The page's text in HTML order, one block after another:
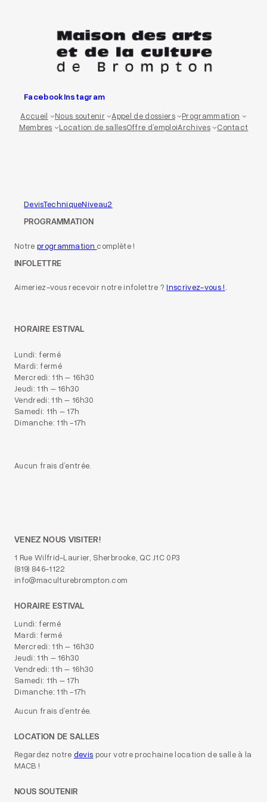
FacebookInstagram
Accueil
Nous soutenir Appel de dossiers
Programmation
Membres
Location de sallesOffre d’emploiArchives Contact
DevisTechniqueNiveau2
PROGRAMMATION
Notre programmation complète !
INFOLETTRE
Aimeriez-vous recevoir notre infolettre ?Inscrivez-vous !.
HORAIRE ESTIVAL
Lundi: fermé
Mardi: fermé
Mercredi: 11h – 16h30
Jeudi: 11h – 16h30
Vendredi: 11h – 16h30
Samedi: 11h – 17h
Dimanche: 11h -17h
Aucun frais d’entrée.
VENEZ NOUS VISITER!
1 Rue Wilfrid-Laurier, Sherbrooke, QC J1C 0P3
(819) 846-1122
info@maculturebrompton.com
HORAIRE ESTIVAL
Lundi: fermé
Mardi: fermé
Mercredi: 11h – 16h30
Jeudi: 11h – 16h30
Vendredi: 11h – 16h30
Samedi: 11h – 17h
Dimanche: 11h -17h
Aucun frais d’entrée.
LOCATION DE SALLES
Regardez notre devis pour votre prochaine location de salle à la
MACB !
NOUS SOUTENIR